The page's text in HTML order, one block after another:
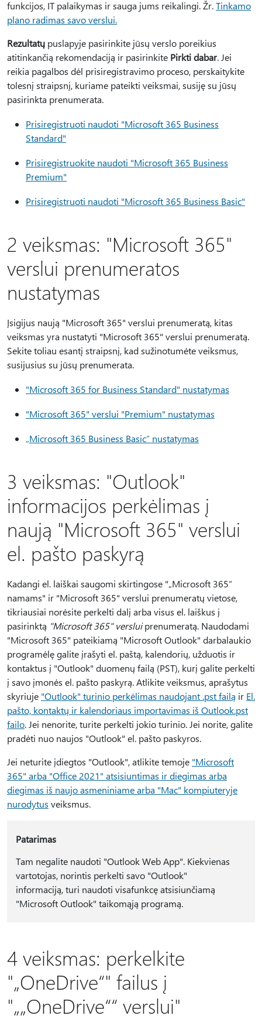
funkcijos, IT palaikymas ir sauga jums reikalingi. Žr.Tinkamo
plano radimas savo verslui.
Rezultatų puslapyje pasirinkite jūsų verslo poreikius
atitinkančią rekomendaciją ir pasirinkite Pirkti dabar. Jei
reikia pagalbos dėl prisiregistravimo proceso, perskaitykite
tolesnį straipsnį, kuriame pateikti veiksmai, susiję su jūsų
pasirinkta prenumerata.
Prisiregistruoti naudoti "Microsoft 365 Business
Standard"
Prisiregistruokite naudoti "Microsoft 365 Business
Premium"
Prisiregistruoti naudoti "Microsoft 365 Business Basic"
2 veiksmas: "Microsoft 365"
verslui prenumeratos
nustatymas
Įsigijus naują "Microsoft 365" verslui prenumeratą, kitas
veiksmas yra nustatyti "Microsoft 365" verslui prenumeratą.
Sekite toliau esantį straipsnį, kad sužinotumėte veiksmus,
susijusius su jūsų prenumerata.
"Microsoft 365 for Business Standard" nustatymas
"Microsoft 365" verslui "Premium" nustatymas
„Microsoft 365 Business Basic“ nustatymas
3 veiksmas: "Outlook"
informacijos perkėlimas į
naują "Microsoft 365" verslui
el. pašto paskyrą
Kadangi el. laiškai saugomi skirtingose "„Microsoft 365“
namams" ir "Microsoft 365" verslui prenumeratų vietose,
tikriausiai norėsite perkelti dalį arba visus el. laiškus į
pasirinktą "Microsoft 365" versluiprenumeratą. Naudodami
"Microsoft 365" pateikiamą "Microsoft Outlook" darbalaukio
programėlę galite įrašyti el. paštą, kalendorių, užduotis ir
kontaktus į "Outlook" duomenų failą (PST), kurį galite perkelti
į savo įmonės el. pašto paskyrą. Atlikite veiksmus, aprašytus
skyriuje "Outlook" turinio perkėlimas naudojant .pst failą ir El.
pašto, kontaktų ir kalendoriaus importavimas iš Outlook.pst
failo. Jei nenorite, turite perkelti jokio turinio. Jei norite, galite
pradėti nuo naujos "Outlook" el. pašto paskyros.
Jei neturite įdiegtos "Outlook", atlikite temoje "Microsoft
365" arba "Office 2021" atsisiuntimas ir diegimas arba
diegimas iš naujo asmeniniame arba "Mac" kompiuteryje
nurodytus veiksmus.
Patarimas
Tam negalite naudoti "Outlook Web App". Kiekvienas
vartotojas, norintis perkelti savo "Outlook"
informaciją, turi naudoti visafunkcę atsisiunčiamą
"Microsoft Outlook" taikomąją programą.
4 veiksmas: perkelkite
"„OneDrive“" failus į
"„„OneDrive““ verslui"